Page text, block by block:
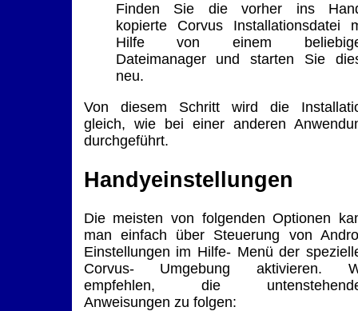
Finden Sie die vorher ins
kopierte Corvus Installationsdatei
Hilfe von einem
Dateimanager und starten Sie
neu.
Von diesem Schritt wird die
gleich, wie bei einer anderen
durchgeführt.
Handyeinstellungen
Die meisten von folgenden Optionen
man einfach über Steuerung von
Einstellungen im Hilfe- Menü der
Corvus- Umgebung aktivieren.
empfehlen, die
Anweisungen zu folgen: